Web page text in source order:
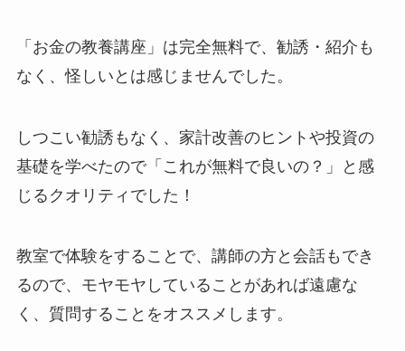
「お金の教養講座」は完全無料で、勧誘・紹介も
なく、怪しいとは感じませんでした。
しつこい勧誘もなく、家計改善のヒントや投資の
基礎を学べたので「これが無料で良いの？」と感
じるクオリティでした！
教室で体験をすることで、講師の方と会話もでき
るので、モヤモヤしていることがあれば遠慮な
く、質問することをオススメします。